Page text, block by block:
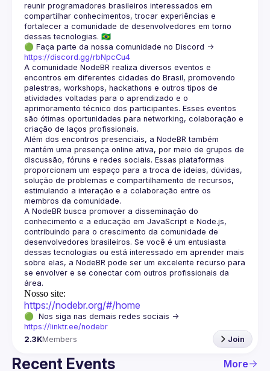
reunir programadores brasileiros interessados em
compartilhar conhecimentos, trocar experiências e
fortalecer a comunidade de desenvolvedores em torno
🟢 Faça parte da nossa comunidade no Discord ->
https://discord.gg/rbNpcCu4
A comunidade NodeBR realiza diversos eventos e
encontros em diferentes cidades do Brasil, promovendo
palestras, workshops, hackathons e outros tipos de
atividades voltadas para o aprendizado e o
aprimoramento técnico dos participantes. Esses eventos
são ótimas oportunidades para networking, colaboração e
Além dos encontros presenciais, a NodeBR também
mantém uma presença online ativa, por meio de grupos de
discussão, fóruns e redes sociais. Essas plataformas
proporcionam um espaço para a troca de ideias, dúvidas,
solução de problemas e compartilhamento de recursos,
estimulando a interação e a colaboração entre os
A NodeBR busca promover a disseminação do
conhecimento e a educação em JavaScript e Node.js,
contribuindo para o crescimento da comunidade de
desenvolvedores brasileiros. Se você é um entusiasta
dessas tecnologias ou está interessado em aprender mais
sobre elas, a NodeBR pode ser um excelente recurso para
se envolver e se conectar com outros profissionais da
Nosso site:
https://nodebr.org/#/home
https://linktr.ee/nodebr
2.3KMembers Join
Recent Events More